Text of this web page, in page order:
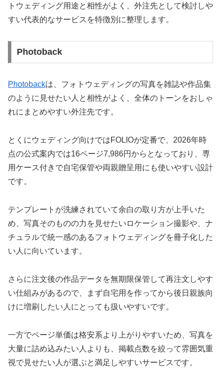
トウェディング用途と相性がよく、外注先として検討しや
すい代表的なサービスを特徴別に整理します。
Photoback
Photobackは、フォトウェディングの写真を雑誌や作品集
のように見せたい人と相性がよく、全体のトーンをおしゃ
れにまとめやすい外注先です。
とくにウェディング向けではFOLIOが定番で、2026年時
点の公式案内では16ページ7,986円からとなっており、専
用ケース付きで自宅保管や両親贈呈用にも使いやすい設計
です。
テンプレートが洗練されていて余白の取り方が上手いた
め、写真そのものの力を見せたいロケーション撮影や、ナ
チュラルで統一感のあるフォトウェディングを冊子化した
い人に向いています。
さらに注文後の作品データを無期限保管して再注文しやす
い仕組みがあるので、まず自宅用を作ってから後日親族向
けに増刷したい人にとっても扱いやすいです。
一方でページ単価は格安系より上がりやすいため、写真を
大量に詰め込みたい人よりも、掲載点数を絞って雰囲気重
視で見せたい人が選ぶと満足しやすいサービスです。